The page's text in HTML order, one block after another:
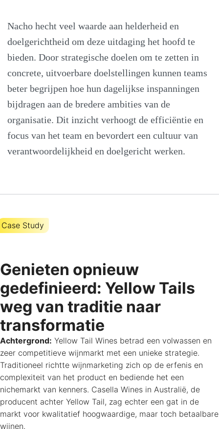
Nacho hecht veel waarde aan helderheid en
doelgerichtheid om deze uitdaging het hoofd te
bieden. Door strategische doelen om te zetten in
concrete, uitvoerbare doelstellingen kunnen teams
beter begrijpen hoe hun dagelijkse inspanningen
bijdragen aan de bredere ambities van de
organisatie. Dit inzicht verhoogt de efficiëntie en
focus van het team en bevordert een cultuur van
verantwoordelijkheid en doelgericht werken.
Case Study
Genieten opnieuw
gedefinieerd: Yellow Tails
weg van traditie naar
transformatie
Achtergrond: Yellow Tail Wines betrad een volwassen en
zeer competitieve wijnmarkt met een unieke strategie.
Traditioneel richtte wijnmarketing zich op de erfenis en
complexiteit van het product en bediende het een
nichemarkt van kenners. Casella Wines in Australië, de
producent achter Yellow Tail, zag echter een gat in de
markt voor kwalitatief hoogwaardige, maar toch betaalbare
wijnen.